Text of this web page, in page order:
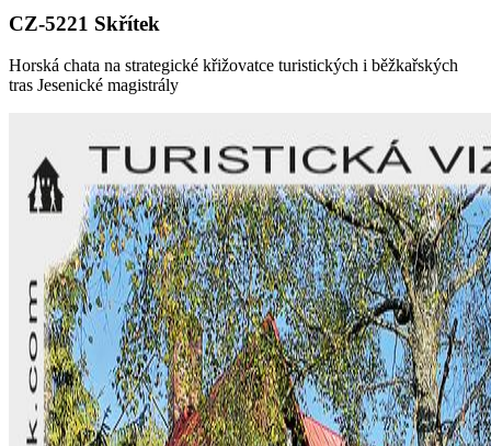
CZ-5221 Skřítek
Horská chata na strategické křižovatce turistických i běžkařských
tras Jesenické magistrály